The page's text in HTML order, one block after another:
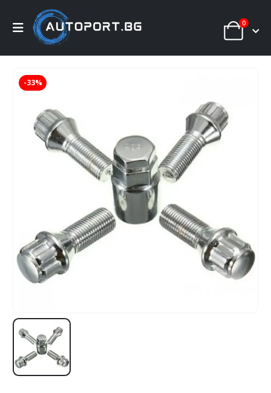
0
-33%